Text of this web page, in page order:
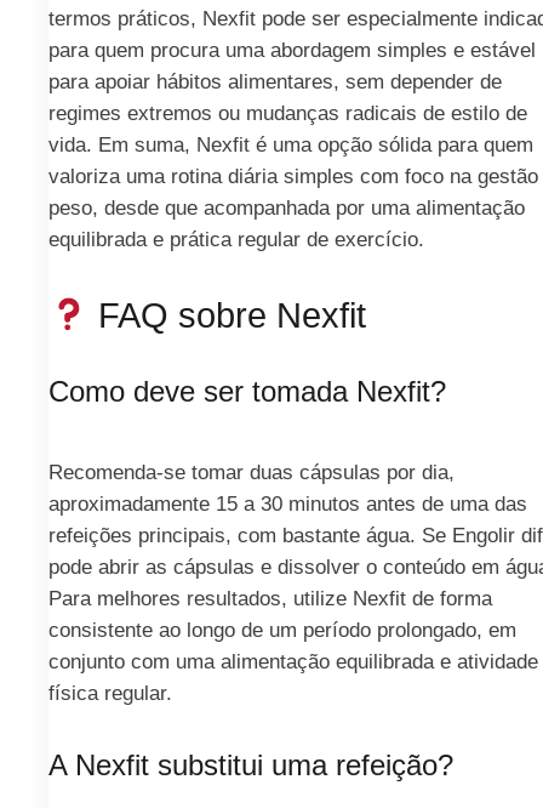
termos práticos, Nexfit pode ser especialmente
para quem procura uma abordagem simples e estável
para apoiar hábitos alimentares, sem depender de
regimes extremos ou mudanças radicais de estilo de
vida. Em suma, Nexfit é uma opção sólida para quem
valoriza uma rotina diária simples com foco na gestão
peso, desde que acompanhada por uma alimentação
equilibrada e prática regular de exercício.
FAQ sobre Nexfit
Como deve ser tomada Nexfit?
Recomenda-se tomar duas cápsulas por dia,
aproximadamente 15 a 30 minutos antes de uma das
refeições principais, com bastante água. Se Engolir
pode abrir as cápsulas e dissolver o conteúdo em
Para melhores resultados, utilize Nexfit de forma
consistente ao longo de um período prolongado, em
conjunto com uma alimentação equilibrada e atividade
física regular.
A Nexfit substitui uma refeição?